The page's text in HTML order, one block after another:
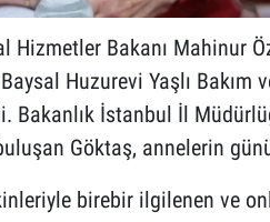
Hizmetler Bakanı Mahinur
Huzurevi Yaşlı
Bakanlık İstanbul İl
Göktaş, annelerin
birebir ilgilenen ve